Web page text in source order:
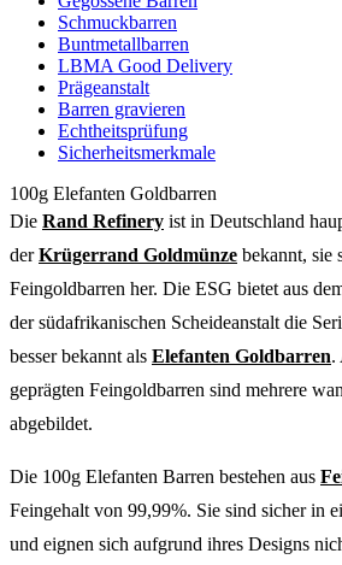
Schmuckbarren
Buntmetallbarren
LBMA Good Delivery
Prägeanstalt
Barren gravieren
Echtheitsprüfung
Sicherheitsmerkmale
100g Elefanten Goldbarren
Die Rand Refinery ist in Deutschland
derKrügerrand Goldmünze bekannt, sie
Feingoldbarren her. Die ESG bietet aus
der südafrikanischen Scheideanstalt die
besser bekannt als Elefanten Goldbarren.
geprägten Feingoldbarren sind mehrere
abgebildet.
Die 100g Elefanten Barren bestehen aus
Feingehalt von 99,99%. Sie sind sicher in
und eignen sich aufgrund ihres Designs